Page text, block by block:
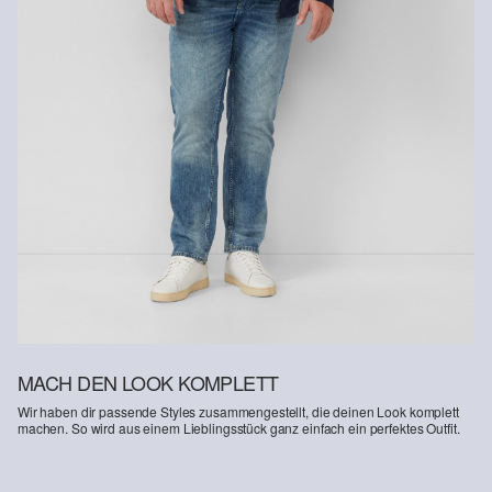
MACH DEN LOOK KOMPLETT
Wir haben dir passende Styles zusammengestellt, die deinen Look komplett
machen. So wird aus einem Lieblingsstück ganz einfach ein perfektes Outfit.